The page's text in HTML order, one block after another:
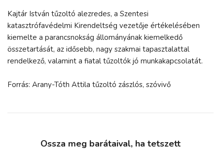
Kajtár István tűzoltó alezredes, a Szentesi
katasztrófavédelmi Kirendeltség vezetője értékelésében
kiemelte a parancsnokság állományának kiemelkedő
összetartását, az idősebb, nagy szakmai tapasztalattal
rendelkező, valamint a fiatal tűzoltók jó munkakapcsolatát.
Forrás: Arany-Tóth Attila tűzoltó zászlós, szóvivő
Ossza meg barátaival, ha tetszett